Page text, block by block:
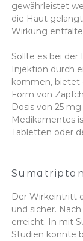
gewährleistet
die Haut
Wirkung
Sollte es bei der
Injektion durch
kommen, bietet
Form von
Dosis von 25
Medikamentes
Tabletten oder
Der Wirkeintritt
und sicher.
erreicht. In mit
Studien konnte